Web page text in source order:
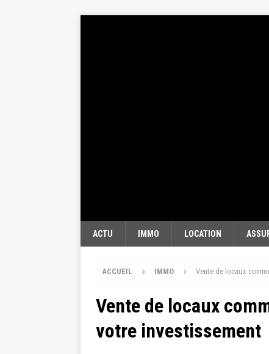
ACTU IMMO LOCATION
ACCUEIL IMMO Vente de locaux
Vente de locaux
votre investissement